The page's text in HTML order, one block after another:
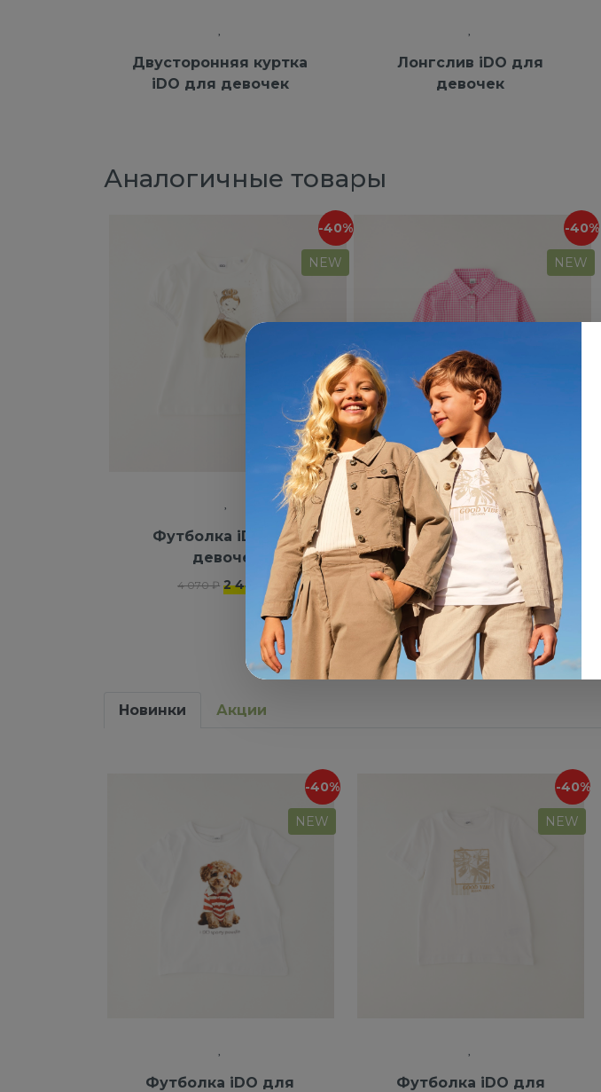
Двусторонняя куртка
iDO для девочек
Лонгслив iDO для
девочек
Аналогичные товары
-40%
NEW
Футболка iDO для
девочек
4 070 ₽ 2 442 ₽
-40%
NEW
Рубашка iDO для девочек
6 030 ₽ 3 618 ₽
Новинки Акции
-40%
NEW
Футболка iDO для
-40%
NEW
Футболка iDO для